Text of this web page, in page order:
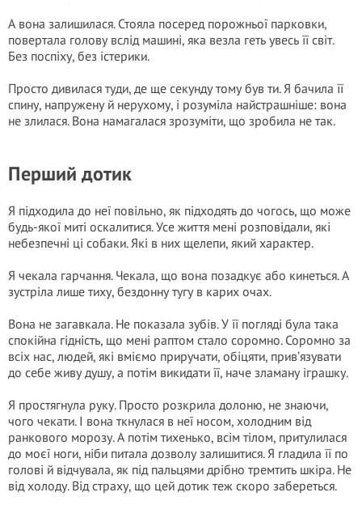
А вона залишилася. Стояла посеред порожньої парковки,
повертала голову вслід машині, яка везла геть увесь її світ.
Без поспіху, без істерики.
Просто дивилася туди, де ще секунду тому був ти. Я бачила її
спину, напружену й нерухому, і розуміла найстрашніше: вона
не злилася. Вона намагалася зрозуміти, що зробила не так.
Перший дотик
Я підходила до неї повільно, як підходять до чогось, що може
будь-якої миті оскалитися. Усе життя мені розповідали, які
небезпечні ці собаки. Які в них щелепи, який характер.
Я чекала гарчання. Чекала, що вона позадкує або кинеться. А
зустріла лише тиху, бездонну тугу в карих очах.
Вона не загавкала. Не показала зубів. У її погляді була така
спокійна гідність, що мені раптом стало соромно. Соромно за
всіх нас, людей, які вміємо приручати, обіцяти, прив’язувати
до себе живу душу, а потім викидати її, наче зламану іграшку.
Я простягнула руку. Просто розкрила долоню, не знаючи,
чого чекати. І вона ткнулася в неї носом, холодним від
ранкового морозу. А потім тихенько, всім тілом, притулилася
до моєї ноги, ніби питала дозволу залишитися. Я гладила її по
голові й відчувала, як під пальцями дрібно тремтить шкіра. Не
від холоду. Від страху, що цей дотик теж скоро забереться.